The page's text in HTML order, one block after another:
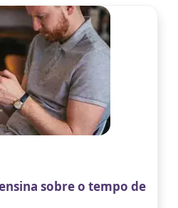
sobre o tempo de